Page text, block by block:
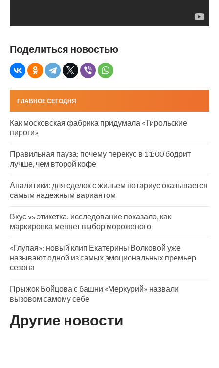
Поделиться новостью
ГЛАВНОЕ СЕГОДНЯ
Как московская фабрика придумала «Тирольские
пироги»
Правильная пауза: почему перекус в 11:00 бодрит
лучше, чем второй кофе
Аналитики: для сделок с жильем нотариус оказывается
самым надежным вариантом
Вкус vs этикетка: исследование показало, как
маркировка меняет выбор мороженого
«Глупая»: новый клип Екатерины Волковой уже
называют одной из самых эмоциональных премьер
сезона
Прыжок Бойцова с башни «Меркурий» назвали
вызовом самому себе
Другие новости